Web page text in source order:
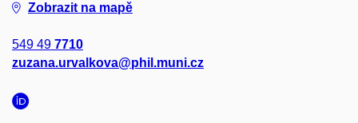
Zobrazit na mapě
549 49 7710
zuzana.urvalkova@phil.muni.cz